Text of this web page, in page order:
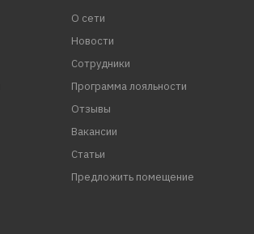
О сети
Новости
Сотрудники
Программа лояльности
Отзывы
Вакансии
Статьи
Предложить помещение